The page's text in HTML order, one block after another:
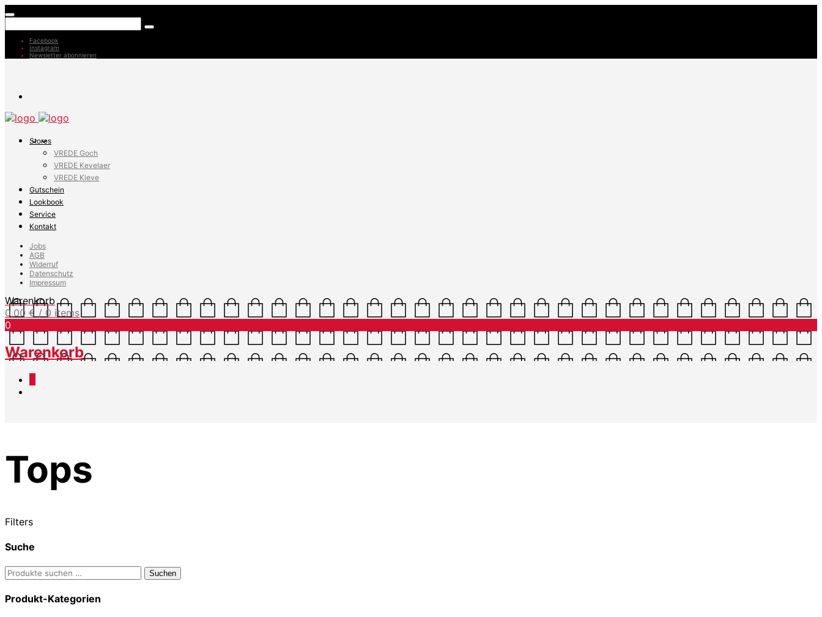
Facebook
Instagram
Newsletter abonnieren
Stores
VREDE Goch
VREDE Kevelaer
VREDE Kleve
Gutschein
Lookbook
Service
Kontakt
Jobs
AGB
Widerruf
Datenschutz
Impressum
Warenkorb
0,00 € / 0 items
0
Warenkorb
Tops
Filters
Suche
Suchen
nach:
Suchen
Produkt-Kategorien